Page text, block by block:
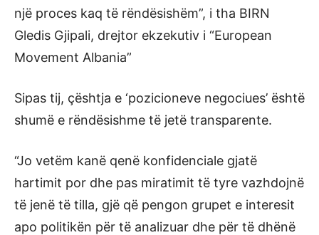
një proces kaq të rëndësishëm”, i tha BIRN
Gledis Gjipali, drejtor ekzekutiv i “European
Movement Albania”
Sipas tij, çështja e ‘pozicioneve negociues’ është
shumë e rëndësishme të jetë transparente.
“Jo vetëm kanë qenë konfidenciale gjatë
hartimit por dhe pas miratimit të tyre vazhdojnë
të jenë të tilla, gjë që pengon grupet e interesit
apo politikën për të analizuar dhe për të dhënë